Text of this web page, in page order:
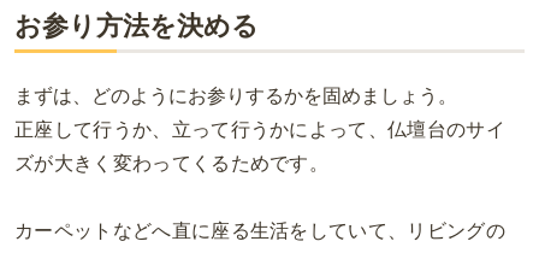
お参り方法を決める
まずは、どのようにお参りするかを固めましょう。
正座して行うか、立って行うかによって、仏壇台のサイ
ズが大きく変わってくるためです。
カーペットなどへ直に座る生活をしていて、リビングの